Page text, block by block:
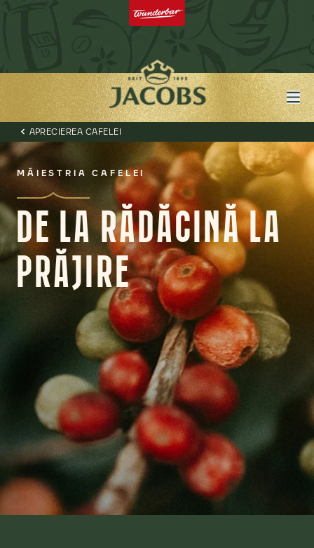
APRECIEREA CAFELEI
MĂIESTRIA CAFELEI
DE LA RĂDĂCINĂ LA
PRĂJIRE